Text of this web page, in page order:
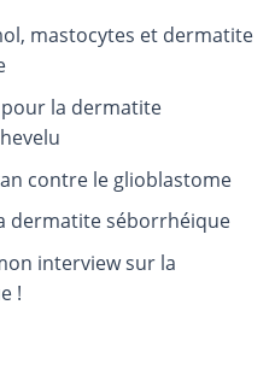
mastocytes et dermatite
la dermatite
contre le glioblastome
dermatite séborrhéique
interview sur la
!